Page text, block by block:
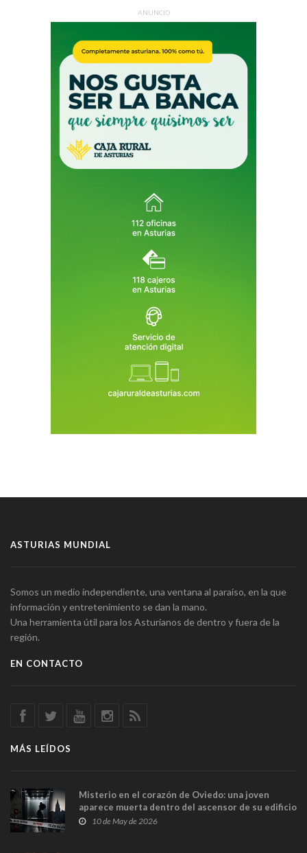
ANUNCIO
ASTURIAS MUNDIAL
Somos un medio independiente, una ventana al paraíso, en la que
información y entretenimiento se dan la mano.
Una herramienta útil para los Asturianos de dentro y fuera de la
región.
EN CONTACTO
MÁS LEÍDOS
Misterio en el corazón de Oviedo: una joven
aparece muerta dentro del ascensor de su edificio
y las cámaras captan sus últimos minutos
10 de May de 2026